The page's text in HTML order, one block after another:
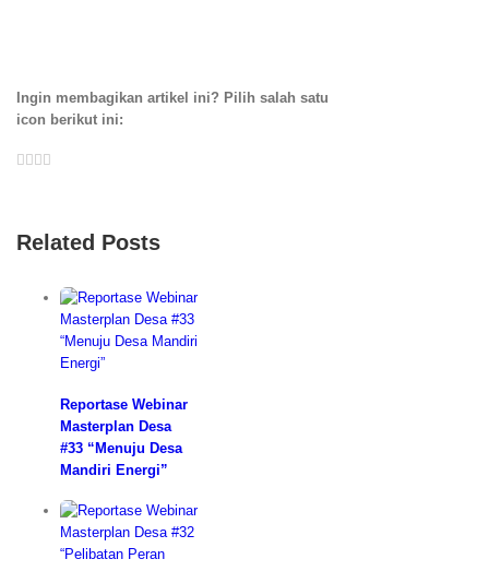
Ingin membagikan artikel ini? Pilih salah satu
icon berikut ini:
Facebook
Twitter
LinkedIn
Whatsapp
Related Posts
Reportase Webinar
Masterplan Desa
#33 “Menuju Desa
Mandiri Energi”